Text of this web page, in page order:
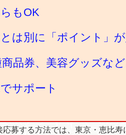
もOK
は別に「ポイント」
品券、美容グッズな
サポート
募する方法では、東京・恵比寿